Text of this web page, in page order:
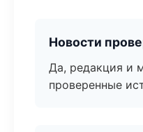
Новости
Да, редакция и
проверенные